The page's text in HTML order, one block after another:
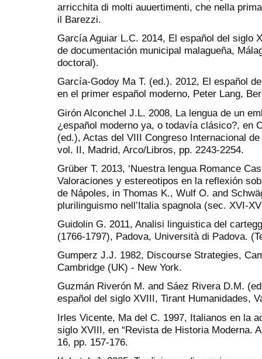
arricchita di molti auuertimenti, che nella
il Barezzi.
García Aguiar L.C. 2014, El español del siglo
de documentación municipal malagueña,
doctoral).
García-Godoy Ma T. (ed.). 2012, El español
en el primer español moderno, Peter Lang,
Girón Alconchel J.L. 2008, La lengua de un
¿español moderno ya, o todavía clásico?, en
(ed.), Actas del VIII Congreso Internacional
vol. II, Madrid, Arco/Libros, pp. 2243-2254.
Grüber T. 2013, ‘Nuestra lengua Romance
Valoraciones y estereotipos en la reflexión
de Nápoles, in Thomas K., Wulf O. and
plurilinguismo nell’Italia spagnola (sec. XVI-
Guidolin G. 2011, Analisi linguistica del
(1766-1797), Padova, Università di Padova.
Gumperz J.J. 1982, Discourse Strategies,
Cambridge (UK) - New York.
Guzmán Riverón M. and Sáez Rivera D.M.
español del siglo XVIII, Tirant Humanidades,
Irles Vicente, Ma del C. 1997, Italianos en la
siglo XVIII, en “Revista de Historia Moderna.
16, pp. 157-176.